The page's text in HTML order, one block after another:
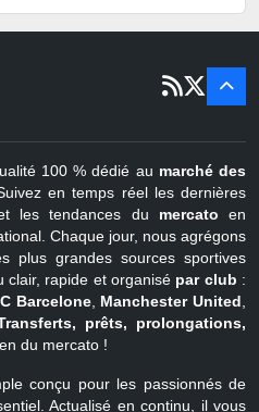
Bas
22 juin - 2 sept
juil - 31
100 % dédié au marché des
en temps réel les dernières
les tendances du mercato en
Chaque jour, nous agrégons
plus grandes sources sportives
clair, rapide et organisé par club :
Barcelone, Manchester United,
prêts, prolongations,
du mercato !
conçu pour les passionnés de
Actualisé en continu, il vous